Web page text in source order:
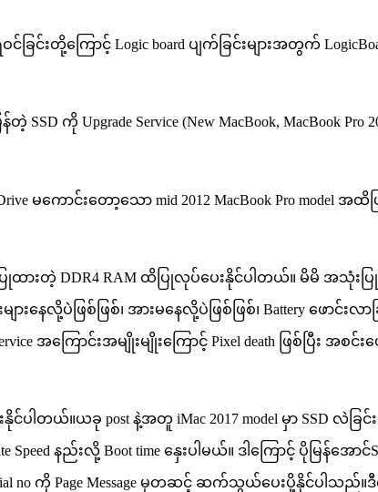
း၊ရေဝင်ခြင်းတို့ကြောင့် Logic board ပျက်ခြင်းများအတွက်
ကို Upgrade Service (New MacBook, MacBook Pro
Drive မကောင်းတော့သော mid 2012 MacBook Pro model
သုံးပြုထားတဲ့ DDR4 RAM ထိပြုလုပ်ပေးနိုင်ပါတယ်။ မိမိ အသုံး
မ်းများနေလို့ပဲဖြစ်ဖြစ်၊ အားမနေလို့ပဲဖြစ်ဖြစ်၊ Battery ဖေ
အကြောင်းအမျိုးမျိုးကြောင့် Pixel death ဖြစ်ပြီး အစင်
ပေးနိုင်ပါတယ်။ယခု post နဲ့အတူ iMac 2017 model မှာ
နည်းလို့ Boot time နှေးပါမယ်။ ဒါကြောင့် ပိုမြန်အောင်
no ကို Page Message မှတဆင့် ဆက်သွယ်ပေးပို့နိုင်ပါသည်။ဒီလို လု